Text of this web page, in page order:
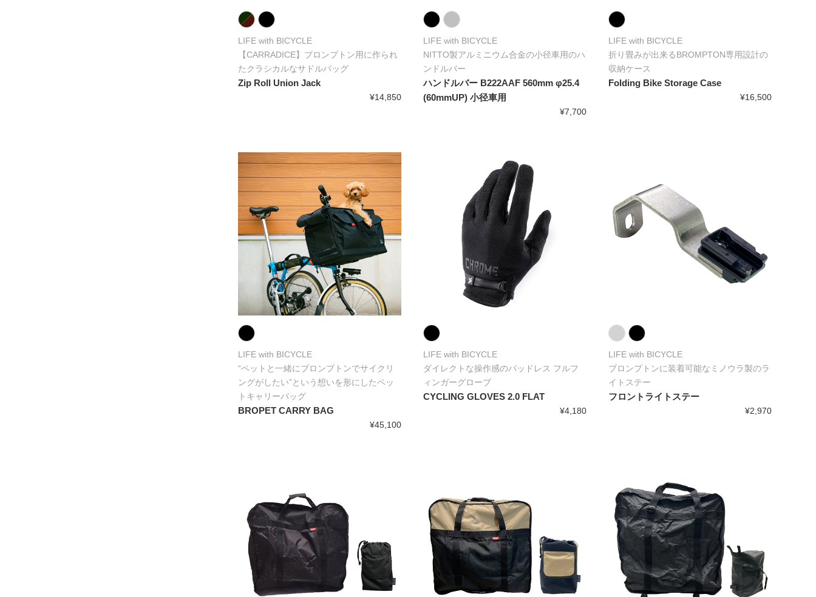
LIFE with BICYCLE
【CARRADICE】ブロンプトン用に作られ
たクラシカルなサドルバッグ
Zip Roll Union Jack
¥14,850
LIFE with BICYCLE
NITTO製アルミニウム合金の小径車用のハ
ンドルバー
ハンドルバー B222AAF 560mm φ25.4
(60mmUP) 小径車用
¥7,700
LIFE with BICYCLE
折り畳みが出来るBROMPTON専用設計の
収納ケース
Folding Bike Storage Case
¥16,500
LIFE with BICYCLE
“ペットと一緒にブロンプトンでサイクリ
ングがしたい”という想いを形にしたペッ
トキャリーバッグ
BROPET CARRY BAG
¥45,100
LIFE with BICYCLE
ダイレクトな操作感のパッドレス フルフ
ィンガーグローブ
CYCLING GLOVES 2.0 FLAT
¥4,180
LIFE with BICYCLE
ブロンプトンに装着可能なミノウラ製のラ
イトステー
フロントライトステー
¥2,970